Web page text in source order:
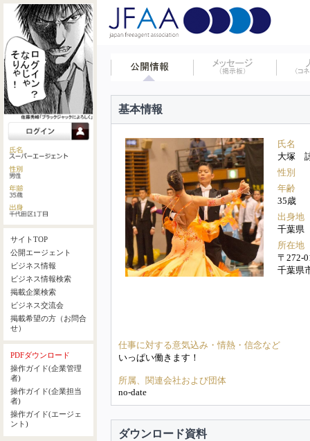
サイトTOP
公開エージェント
ビジネス情報
ビジネス情報検索
掲載企業検索
ビジネス交流会
掲載希望の方（お問合
せ）
PDFダウンロード
操作ガイド(企業管理
者)
操作ガイド(企業担当
者)
操作ガイド(エージェ
ント)
基本情報
氏名
大塚
性別
年齢
35歳
出身地
千葉県
所在地
〒272-
千葉県
仕事に対する意気込み・情熱・信念など
いっぱい働きます！
所属、関連会社および団体
no-date
ダウンロード資料